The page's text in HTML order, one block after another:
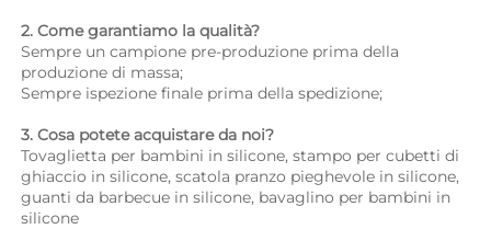
2. Come garantiamo la qualità?
Sempre un campione pre-produzione prima della
produzione di massa;
Sempre ispezione finale prima della spedizione;
3. Cosa potete acquistare da noi?
Tovaglietta per bambini in silicone, stampo per cubetti di
ghiaccio in silicone, scatola pranzo pieghevole in silicone,
guanti da barbecue in silicone, bavaglino per bambini in
silicone